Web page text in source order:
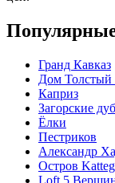
Гранд Кавказ
Дом Толстый
Каприз
Загорские
Ёлки
Пестриков
Александр
Остров
Loft 5